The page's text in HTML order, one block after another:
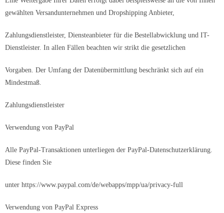
gewählten Versandunternehmen und Dropshipping Anbieter,
Zahlungsdienstleister, Diensteanbieter für die Bestellabwicklung und IT-
Dienstleister. In allen Fällen beachten wir strikt die gesetzlichen
Vorgaben. Der Umfang der Datenübermittlung beschränkt sich auf ein
Mindestmaß.
Zahlungsdienstleister
Verwendung von PayPal
Alle PayPal-Transaktionen unterliegen der PayPal-Datenschutzerklärung.
Diese finden Sie
unter https://www.paypal.com/de/webapps/mpp/ua/privacy-full
Verwendung von PayPal Express